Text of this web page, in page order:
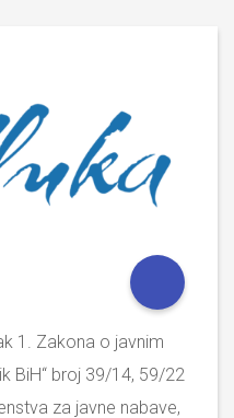
1. Zakona o javnim
BiH“ broj 39/14, 59/22
za javne nabave,